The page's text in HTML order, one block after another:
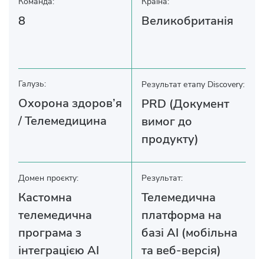
8 Великобританія
Галузь:
Охорона здоров’я
/ Телемедицина
Результат етапу Discovery:
PRD (Документ
вимог до
продукту)
Домен проєкту:
Кастомна
телемедична
програма з
інтеграцією AI
Результат:
Телемедична
платформа на
базі AI (мобільна
та веб-версія)